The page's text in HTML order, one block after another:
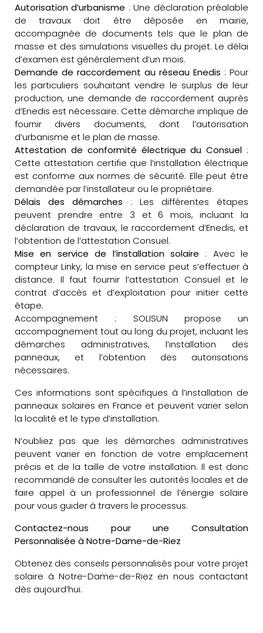
Autorisation d’urbanisme : Une déclaration préalable
de travaux doit être déposée en mairie,
accompagnée de documents tels que le plan de
masse et des simulations visuelles du projet. Le délai
d’examen est généralement d’un mois.
Demande de raccordement au réseau Enedis : Pour
les particuliers souhaitant vendre le surplus de leur
production, une demande de raccordement auprès
d’Enedis est nécessaire. Cette démarche implique de
fournir divers documents, dont l’autorisation
d’urbanisme et le plan de masse.
Attestation de conformité électrique du Consuel :
Cette attestation certifie que l’installation électrique
est conforme aux normes de sécurité. Elle peut être
demandée par l’installateur ou le propriétaire.
Délais des démarches : Les différentes étapes
peuvent prendre entre 3 et 6 mois, incluant la
déclaration de travaux, le raccordement d’Enedis, et
l’obtention de l’attestation Consuel.
Mise en service de l’installation solaire : Avec le
compteur Linky, la mise en service peut s’effectuer à
distance. Il faut fournir l’attestation Consuel et le
contrat d’accès et d’exploitation pour initier cette
étape.
Accompagnement : SOLISUN propose un
accompagnement tout au long du projet, incluant les
démarches administratives, l’installation des
panneaux, et l’obtention des autorisations
nécessaires.
Ces informations sont spécifiques à l’installation de
panneaux solaires en France et peuvent varier selon
la localité et le type d’installation.
N’oubliez pas que les démarches administratives
peuvent varier en fonction de votre emplacement
précis et de la taille de votre installation. Il est donc
recommandé de consulter les autorités locales et de
faire appel à un professionnel de l’énergie solaire
pour vous guider à travers le processus.
Contactez-nous pour une Consultation
Personnalisée à Notre-Dame-de-Riez
Obtenez des conseils personnalisés pour votre projet
solaire à Notre-Dame-de-Riez en nous contactant
dès aujourd’hui.